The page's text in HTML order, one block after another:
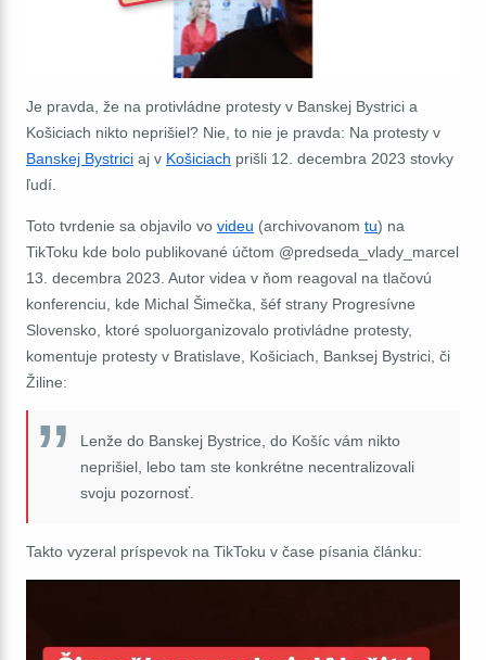
Je pravda, že na protivládne protesty v Banskej Bystrici a
Košiciach nikto neprišiel? Nie, to nie je pravda: Na protesty v
Banskej Bystrici aj v Košiciach prišli 12. decembra 2023 stovky
ľudí.
Toto tvrdenie sa objavilo vo videu (archivovanom tu) na
TikToku kde bolo publikované účtom @predseda_vlady_marcel
13. decembra 2023. Autor videa v ňom reagoval na tlačovú
konferenciu, kde Michal Šimečka, šéf strany Progresívne
Slovensko, ktoré spoluorganizovalo protivládne protesty,
komentuje protesty v Bratislave, Košiciach, Banksej Bystrici, či
Žiline:
Lenže do Banskej Bystrice, do Košíc vám nikto
neprišiel, lebo tam ste konkrétne necentralizovali
svoju pozornosť.
Takto vyzeral príspevok na TikToku v čase písania článku: